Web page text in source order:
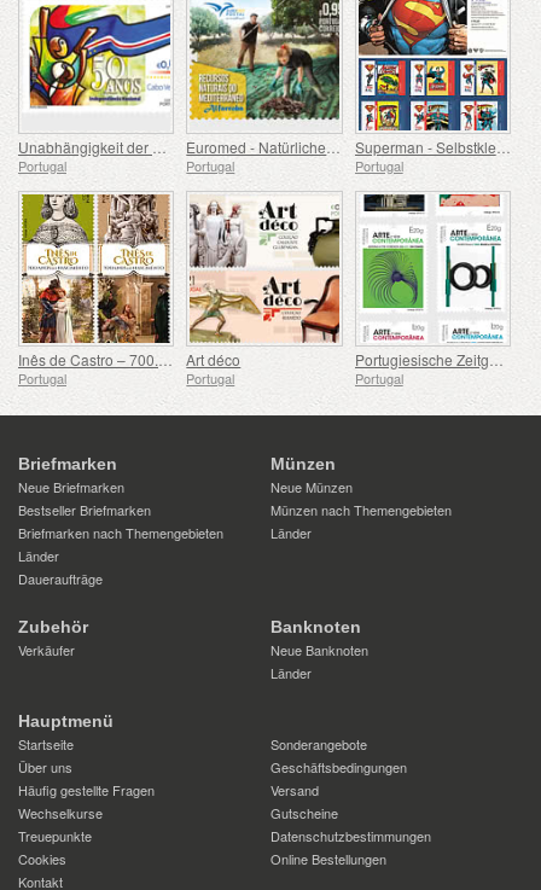
Unabhängigkeit der Kapverden – 50 Jahre
Portugal
Euromed - Natürliche Ressourcen des Mittelmeerraums
Portugal
Superman - Selbstklebende Briefmarken
Portugal
Inês de Castro – 700. Geburtstag
Portugal
Art déco
Portugal
Portugiesische Zeitgenössische Kunst – 2. Serie
Portugal
Briefmarken
Neue Briefmarken
Bestseller Briefmarken
Briefmarken nach Themengebieten
Länder
Daueraufträge
Münzen
Neue Münzen
Münzen nach Themengebieten
Länder
Zubehör
Verkäufer
Banknoten
Neue Banknoten
Länder
Hauptmenü
Startseite
Sonderangebote
Über uns
Geschäftsbedingungen
Häufig gestellte Fragen
Versand
Wechselkurse
Gutscheine
Treuepunkte
Datenschutzbestimmungen
Cookies
Online Bestellungen
Kontakt